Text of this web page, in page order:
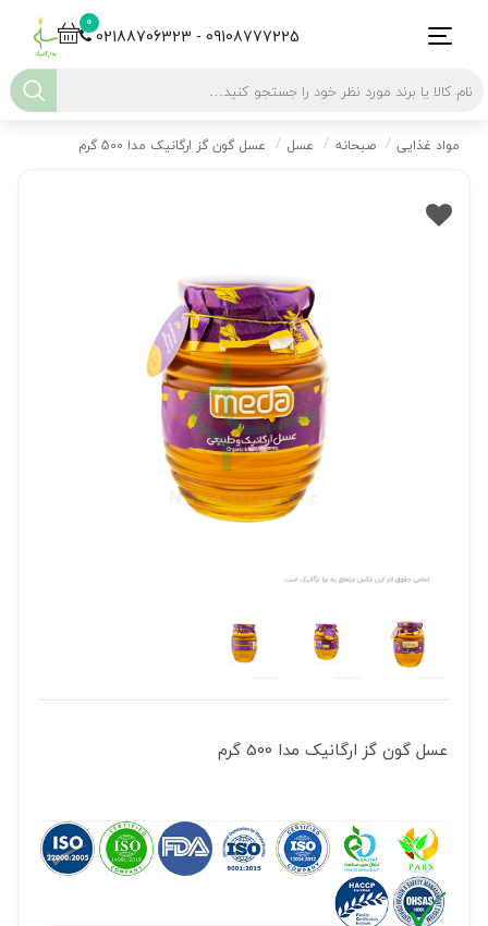
0
02188706323 - 09108777225
مواد غذایی صبحانه عسل عسل گون گز ارگانیک مدا 500 گرم
عسل گون گز ارگانیک مدا 500 گرم